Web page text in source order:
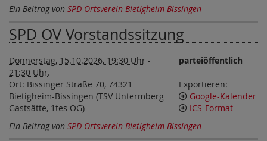
Ein Beitrag von SPD Ortsverein Bietigheim-Bissingen
SPD OV Vorstandssitzung
parteiöffentlich
Exportieren:
Google-Kalender
ICS-Format
Donnerstag, 15.10.2026, 19:30 Uhr -
21:30 Uhr.
Ort: Bissinger Straße 70, 74321
Bietigheim-Bissingen (TSV Untermberg
Gastsätte, 1tes OG)
Ein Beitrag von SPD Ortsverein Bietigheim-Bissingen